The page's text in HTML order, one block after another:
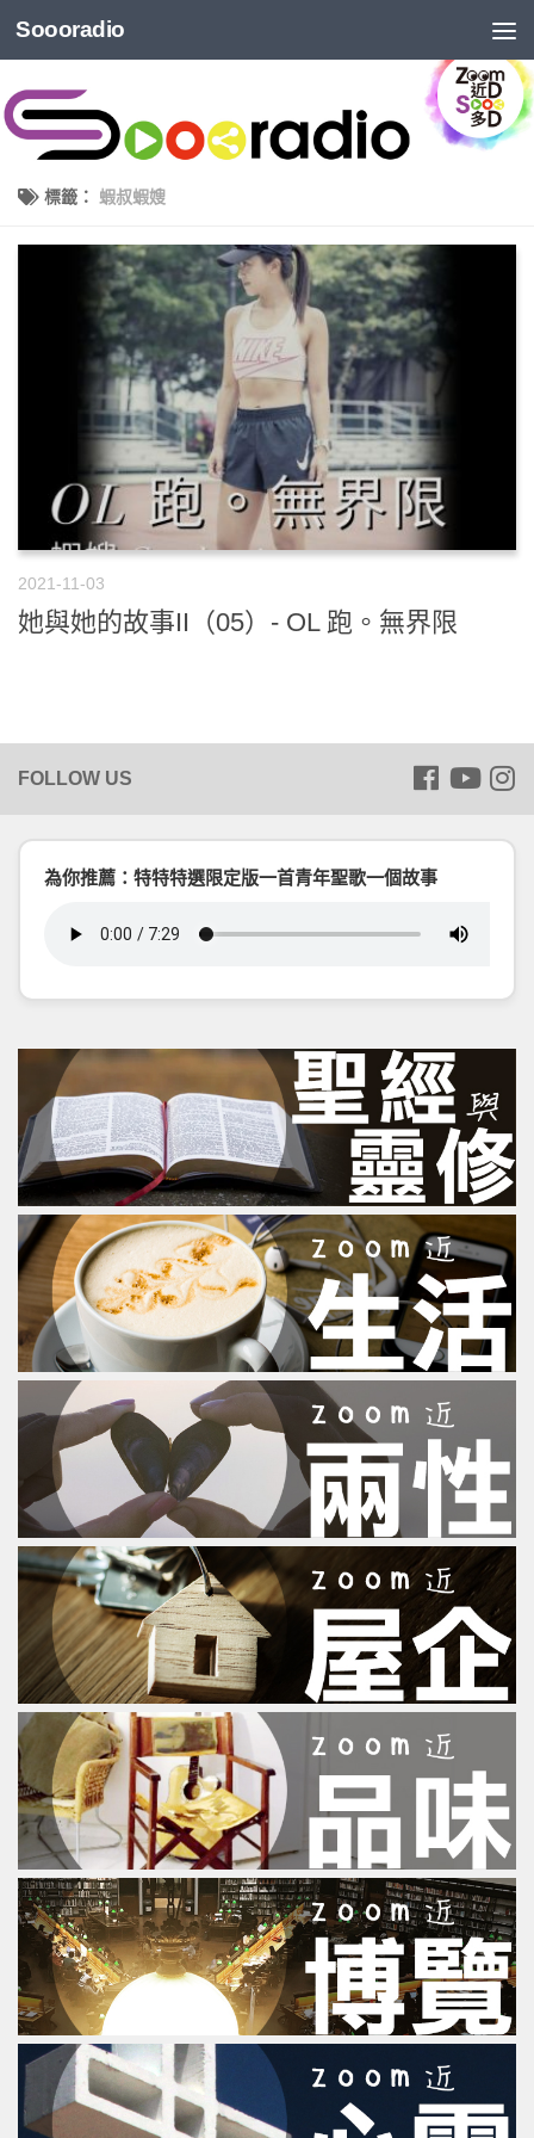
Soooradio
標籤： 蝦叔蝦嫂
2021-11-03
她與她的故事II（05）- OL 跑。無界限
為你推薦：特特特選限定版一首青年聖歌一個故事